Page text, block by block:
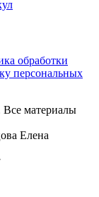
обработки
персональных
материалы
Елена